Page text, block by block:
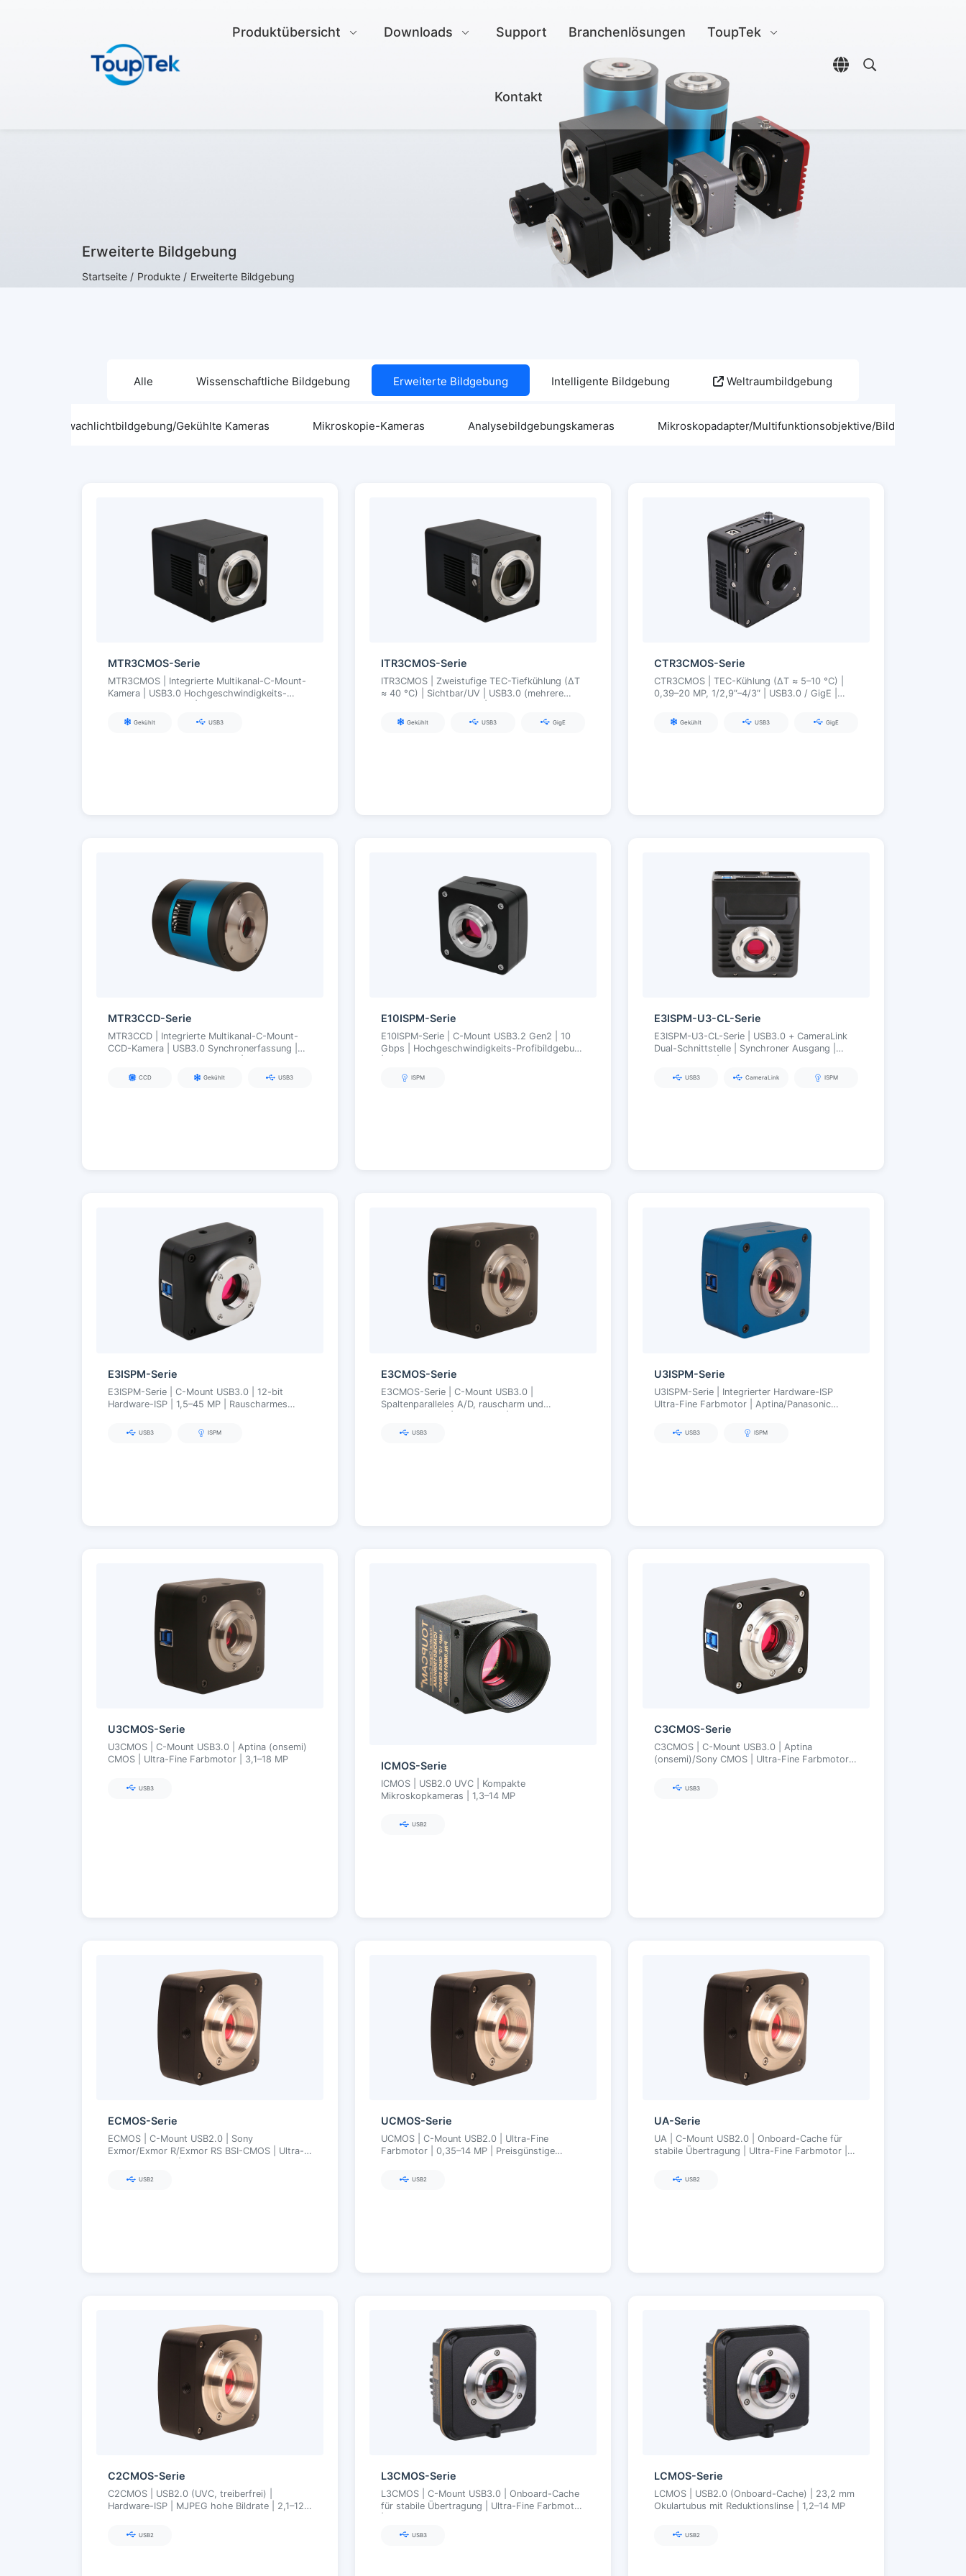
Produktübersicht Downloads Support Branchenlösungen ToupTek
Kontakt
Sprachauswahl
Open search
Erweiterte Bildgebung
Startseite / Produkte / Erweiterte Bildgebung
Alle Wissenschaftliche Bildgebung Erweiterte Bildgebung Intelligente Bildgebung Weltraumbildgebung
Schwachlichtbildgebung/Gekühlte Kameras Mikroskopie-Kameras Analysebildgebungskameras Mikroskopadapter/Multifunktionsobjektive/
MTR3CMOS-Serie
MTR3CMOS | Integrierte Multikanal-C-Mount-
Kamera | USB3.0 Hochgeschwindigkeits-
Fluoreszenz/Mehrband-Bildgebung
Gekühlt USB3
ITR3CMOS-Serie
ITR3CMOS | Zweistufige TEC-Tiefkühlung (ΔT
≈ 40 °C) | Sichtbar/UV | USB3.0 (mehrere
Synchronisation und Stabilität
Gekühlt USB3 GigE
CTR3CMOS-Serie
CTR3CMOS | TEC-Kühlung (ΔT ≈ 5–10 °C) |
0,39–20 MP, 1/2,9″–4/3″ | USB3.0 / GigE |
Gekühlt USB3 GigE
MTR3CCD-Serie
MTR3CCD | Integrierte Multikanal-C-Mount-
CCD-Kamera | USB3.0 Synchronerfassung |
Mehrfarben-Fluoreszenz/Mehrband-
Bildgebung
CCD Gekühlt USB3
E10ISPM-Serie
E10ISPM-Serie | C-Mount USB3.2 Gen2 | 10
Gbps | Hochgeschwindigkeits-Profibildgebung
ISPM
E3ISPM-U3-CL-Serie
E3ISPM-U3-CL-Serie | USB3.0 + CameraLink
Dual-Schnittstelle | Synchroner Ausgang |
USB3 CameraLink ISPM
E3ISPM-Serie
E3ISPM-Serie | C-Mount USB3.0 | 12-bit
Hardware-ISP | 1,5–45 MP | Rauscharmes
USB3 ISPM
E3CMOS-Serie
E3CMOS-Serie | C-Mount USB3.0 |
Spaltenparalleles A/D, rauscharm und
beliebige ROI, Ultra-Fine Farbmotor
USB3
U3ISPM-Serie
U3ISPM-Serie | Integrierter Hardware-ISP
Ultra-Fine Farbmotor | Aptina/Panasonic
USB3 ISPM
U3CMOS-Serie
U3CMOS | C-Mount USB3.0 | Aptina (onsemi)
CMOS | Ultra-Fine Farbmotor | 3,1–18 MP
USB3
ICMOS-Serie
ICMOS | USB2.0 UVC | Kompakte
Mikroskopkameras | 1,3–14 MP
USB2
C3CMOS-Serie
C3CMOS | C-Mount USB3.0 | Aptina
(onsemi)/Sony CMOS | Ultra-Fine Farbmotor |
USB3
ECMOS-Serie
ECMOS | C-Mount USB2.0 | Sony
Exmor/Exmor R/Exmor RS BSI-CMOS | Ultra-
USB2
UCMOS-Serie
UCMOS | C-Mount USB2.0 | Ultra-Fine
Farbmotor | 0,35–14 MP | Preisgünstige
USB2
UA-Serie
UA | C-Mount USB2.0 | Onboard-Cache für
stabile Übertragung | Ultra-Fine Farbmotor |
USB2
C2CMOS-Serie
C2CMOS | USB2.0 (UVC, treiberfrei) |
Hardware-ISP | MJPEG hohe Bildrate | 2,1–12
USB2
L3CMOS-Serie
L3CMOS | C-Mount USB3.0 | Onboard-Cache
für stabile Übertragung | Ultra-Fine Farbmotor
USB3
LCMOS-Serie
LCMOS | USB2.0 (Onboard-Cache) | 23,2 mm
Okulartubus mit Reduktionslinse | 1,2–14 MP
USB2